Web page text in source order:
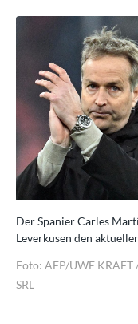
Der Spanier Carles
Leverkusen den
Foto: AFP/UWE KRAFT
SRL